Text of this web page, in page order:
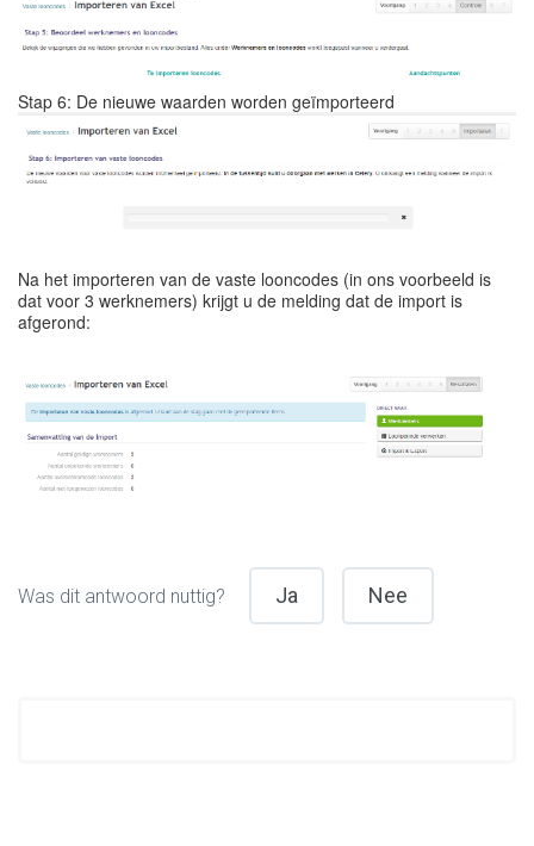
Stap 6: De nieuwe waarden worden geïmporteerd
Na het importeren van de vaste looncodes (in ons voorbeeld is
dat voor 3 werknemers) krijgt u de melding dat de import is
afgerond:
Was dit antwoord nuttig? Ja Nee